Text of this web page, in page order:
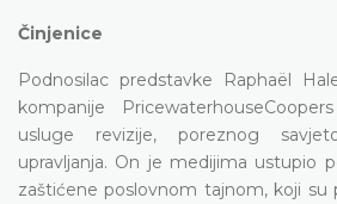
Činjenice
Podnosilac predstavke Raphaël
kompanije
usluge revizije, poreznog
upravljanja. On je medijima ustupio
zaštićene poslovnom tajnom, koji su